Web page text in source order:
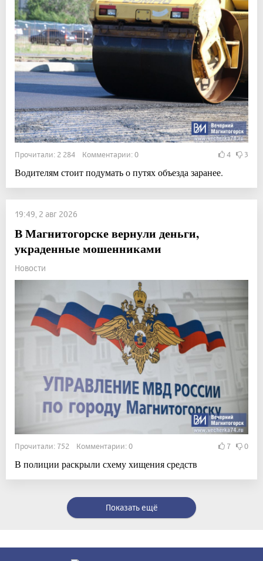
Прочитали: 2 284 Комментарии: 0 4 3
Водителям стоит подумать о путях объезда заранее.
19:49, 2 авг 2026
В Магнитогорске вернули деньги,
украденные мошенниками
Новости
Прочитали: 752 Комментарии: 0 7 0
В полиции раскрыли схему хищения средств
Показать ещё